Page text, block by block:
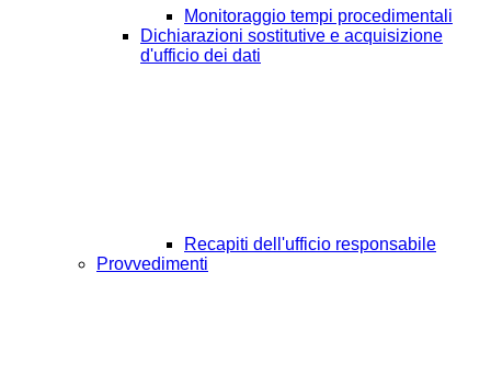
Monitoraggio tempi procedimentali
Dichiarazioni sostitutive e acquisizione
d'ufficio dei dati
Recapiti dell'ufficio responsabile
Provvedimenti